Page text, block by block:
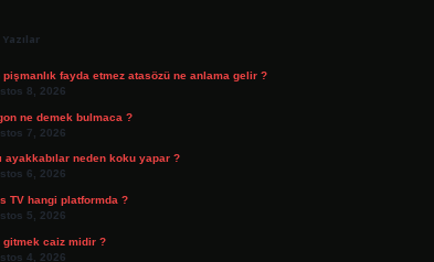
Yazılar
pişmanlık fayda etmez atasözü ne anlama gelir ?
8, 2026
ne demek bulmaca ?
7, 2026
ayakkabılar neden koku yapar ?
6, 2026
TV hangi platformda ?
5, 2026
gitmek caiz midir ?
4, 2026